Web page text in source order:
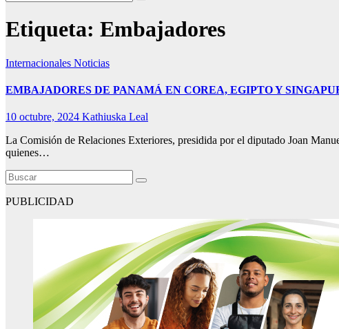
Etiqueta: Embajadores
Internacionales Noticias
EMBAJADORES DE PANAMÁ EN COREA, EGIPTO Y
10 octubre, 2024 Kathiuska Leal
La Comisión de Relaciones Exteriores, presidida por el diputado Joan
quienes…
PUBLICIDAD